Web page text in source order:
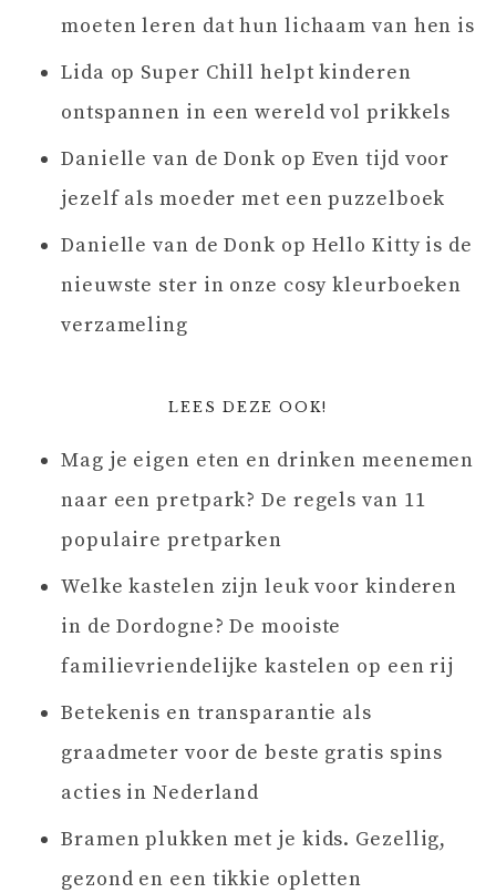
moeten leren dat hun lichaam van hen is
Lida op Super Chill helpt kinderen
ontspannen in een wereld vol prikkels
Danielle van de Donk op Even tijd voor
jezelf als moeder met een puzzelboek
Danielle van de Donk op Hello Kitty is de
nieuwste ster in onze cosy kleurboeken
verzameling
LEES DEZE OOK!
Mag je eigen eten en drinken meenemen
naar een pretpark? De regels van 11
populaire pretparken
Welke kastelen zijn leuk voor kinderen
in de Dordogne? De mooiste
familievriendelijke kastelen op een rij
Betekenis en transparantie als
graadmeter voor de beste gratis spins
acties in Nederland
Bramen plukken met je kids. Gezellig,
gezond en een tikkie opletten